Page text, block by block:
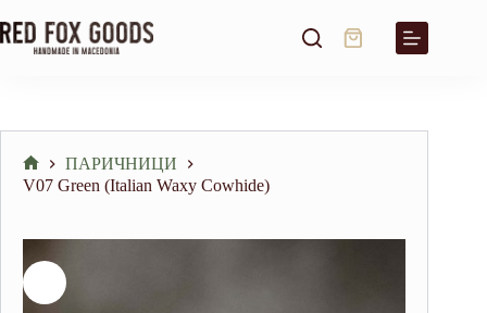
to
content
Shopping
Home
ПАРИЧНИЦИ
V07 Green (Italian Waxy Cowhide)